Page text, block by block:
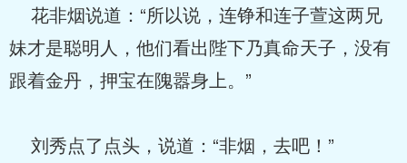
花非烟说道：“所以说，连铮和连子萱这两兄
妹才是聪明人，他们看出陛下乃真命天子，没有
跟着金丹，押宝在隗嚣身上。”
刘秀点了点头，说道：“非烟，去吧！”